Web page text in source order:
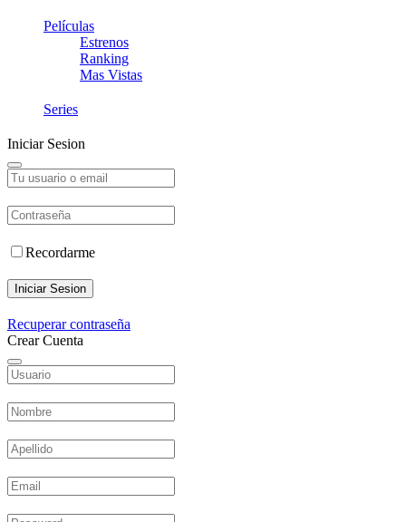
Películas
Estrenos
Ranking
Mas Vistas
Series
Iniciar Sesion
Recordarme
Iniciar Sesion
Recuperar contraseña
Crear Cuenta